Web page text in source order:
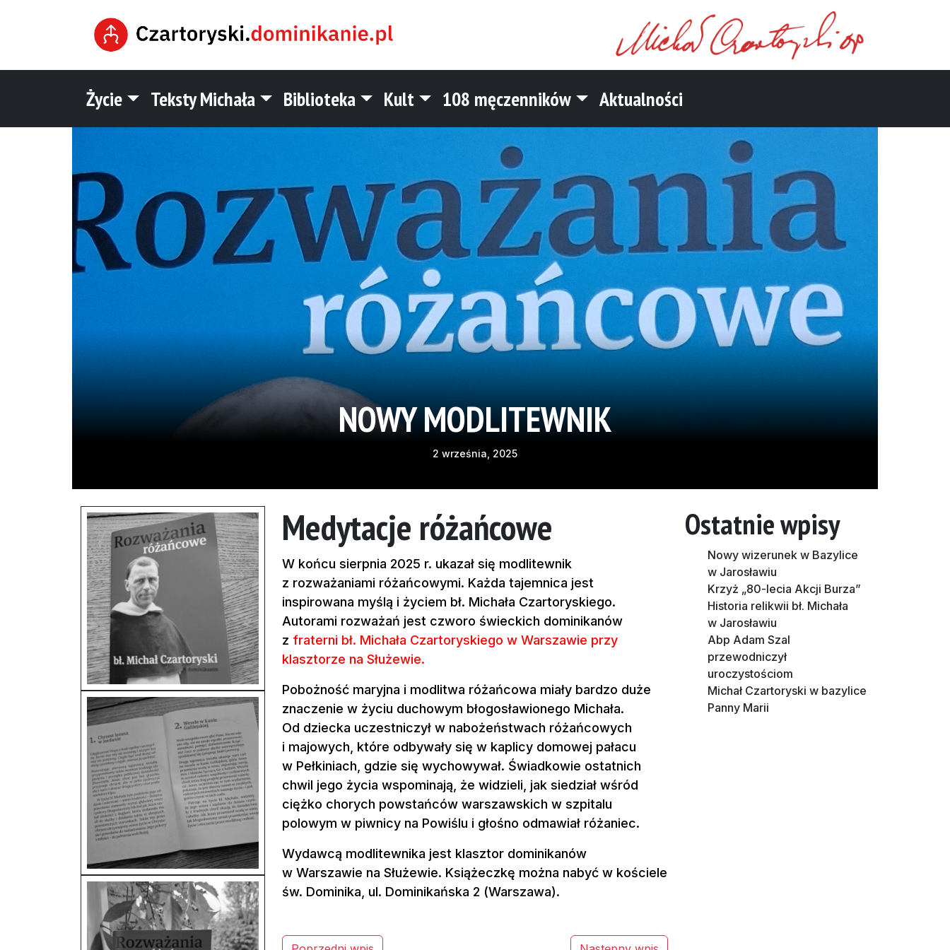
Życie Teksty Michała Biblioteka Kult 108 męczenników Aktualności
NOWY MODLITEWNIK
2 września, 2025
Medytacje różańcowe
W końcu sierpnia 2025 r. ukazał się modlitewnik
z rozważaniami różańcowymi. Każda tajemnica jest
inspirowana myślą i życiem bł. Michała Czartoryskiego.
Autorami rozważań jest czworo świeckich dominikanów
z fraterni bł. Michała Czartoryskiego w Warszawie przy
klasztorze na Służewie.
Pobożność maryjna i modlitwa różańcowa miały bardzo duże
znaczenie w życiu duchowym błogosławionego Michała.
Od dziecka uczestniczył w nabożeństwach różańcowych
i majowych, które odbywały się w kaplicy domowej pałacu
w Pełkiniach, gdzie się wychowywał. Świadkowie ostatnich
chwil jego życia wspominają, że widzieli, jak siedział wśród
ciężko chorych powstańców warszawskich w szpitalu
polowym w piwnicy na Powiślu i głośno odmawiał różaniec.
Wydawcą modlitewnika jest klasztor dominikanów
w Warszawie na Służewie. Książeczkę można nabyć w kościele
św. Dominika, ul. Dominikańska 2 (Warszawa).
Ostatnie wpisy
Nowy wizerunek w Bazylice
w Jarosławiu
Krzyż „80-lecia Akcji Burza”
Historia relikwii bł. Michała
w Jarosławiu
Abp Adam Szal
przewodniczył
uroczystościom
Michał Czartoryski w bazylice
Panny Marii